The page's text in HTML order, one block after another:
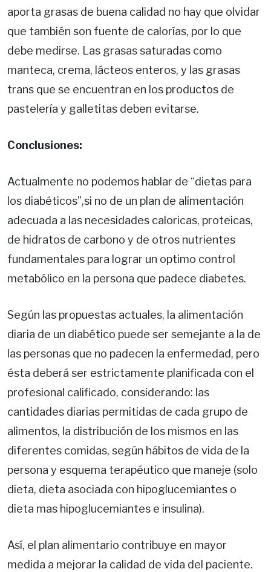
aporta grasas de buena calidad no hay que olvidar
que también son fuente de calorías, por lo que
debe medirse. Las grasas saturadas como
manteca, crema, lácteos enteros, y las grasas
trans que se encuentran en los productos de
pastelería y galletitas deben evitarse.
Conclusiones:
Actualmente no podemos hablar de “dietas para
los diabéticos”,si no de un plan de alimentación
adecuada a las necesidades caloricas, proteicas,
de hidratos de carbono y de otros nutrientes
fundamentales para lograr un optimo control
metabólico en la persona que padece diabetes.
Según las propuestas actuales, la alimentación
diaria de un diabético puede ser semejante a la de
las personas que no padecen la enfermedad, pero
ésta deberá ser estrictamente planificada con el
profesional calificado, considerando: las
cantidades diarias permitidas de cada grupo de
alimentos, la distribución de los mismos en las
diferentes comidas, según hábitos de vida de la
persona y esquema terapéutico que maneje (solo
dieta, dieta asociada con hipoglucemiantes o
dieta mas hipoglucemiantes e insulina).
Así, el plan alimentario contribuye en mayor
medida a mejorar la calidad de vida del paciente.